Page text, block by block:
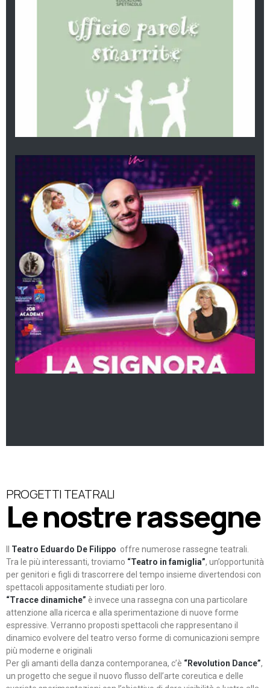
PROGETTI TEATRALI
Le nostre rassegne
Teatro Eduardo De Filippo offre numerose rassegne teatrali.
Tra le più interessanti, troviamo “Teatro in famiglia”, un’opportunità
per genitori e figli di trascorrere del tempo insieme divertendosi con
spettacoli appositamente studiati per loro.
“Tracce dinamiche” è invece una rassegna con una particolare
attenzione alla ricerca e alla sperimentazione di nuove forme
espressive. Verranno proposti spettacoli che rappresentano il
dinamico evolvere del teatro verso forme di comunicazioni sempre
più moderne e originali
Per gli amanti della danza contemporanea, c’è “Revolution Dance”,
un progetto che segue il nuovo flusso dell’arte coreutica e delle